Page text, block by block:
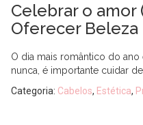
Celebrar o amor
Oferecer Beleza
O dia mais romântico do
nunca, é importante cuidar
Categoria: Cabelos, Estética,